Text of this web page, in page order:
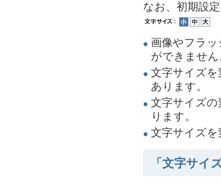
なお、初期設
画像やフラ
ができません
文字サイズ
あります。
文字サイズ
ります。
文字サイズ
「文字サイ